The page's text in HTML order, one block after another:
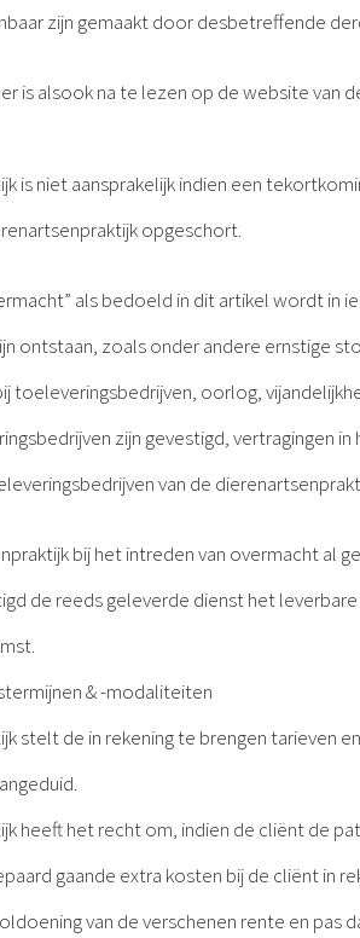
zijn gemaakt door desbetreffende
is alsook na te lezen op de website van
is niet aansprakelijk indien een
opgeschort.
als bedoeld in dit artikel wordt
ontstaan, zoals onder andere ernstige
toeleveringsbedrijven, oorlog,
zijn gevestigd, vertragingen
van de
bij het intreden van overmacht al
de reeds geleverde dienst het
& -modaliteiten
stelt de in rekening te brengen tarieven
heeft het recht om, indien de cliënt de
gaande extra kosten bij de cliënt in
van de verschenen rente en pas